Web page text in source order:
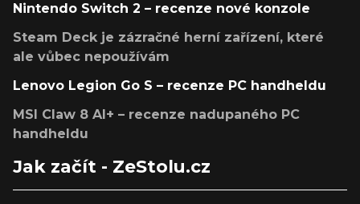
Nintendo Switch 2 – recenze nové konzole
Steam Deck je zázračné herní zařízení, které
ale vůbec nepoužívám
Lenovo Legion Go S – recenze PC handheldu
MSI Claw 8 AI+ – recenze nadupaného PC
handheldu
Jak začít - ZeStolu.cz